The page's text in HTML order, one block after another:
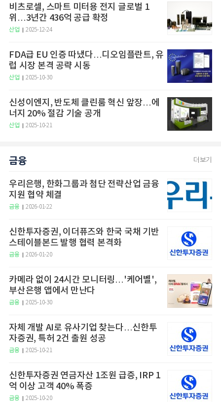
비츠로셀, 스마트 미터용 전지 글로벌 1
위…3년간 436억 공급 확정
산업 2025-12-24
FDA급 EU 인증 따냈다…디오임플란트, 유
럽 시장 본격 공략 시동
산업 2025-10-30
신성이엔지, 반도체 클린룸 혁신 앞장…에
너지 20% 절감 기술 공개
산업 2025-10-21
금융 더보기
우리은행, 한화그룹과 첨단 전략산업 금융
지원 협약 체결
금융 2026-01-22
신한투자증권, 이더퓨즈와 한국 국채 기반
스테이블본드 발행 협력 본격화
금융 2026-01-20
카메라 없이 24시간 모니터링…'케어벨',
부산은행 앱에서 만난다
금융 2025-10-30
자체 개발 AI로 유사기업 찾는다…신한투
자증권, 특허 2건 출원 성공
금융 2025-10-21
신한투자증권 연금자산 1조원 급증, IRP 1
억 이상 고객 40% 폭증
금융 2025-10-20